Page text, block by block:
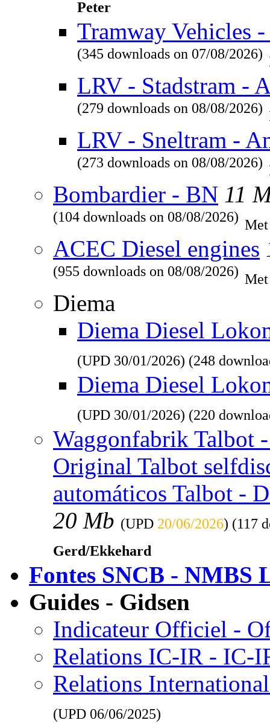
Peter
Tramway Vehicles
(345 downloads on 07/08/2026)
LRV - Stadstram -
(279 downloads on 08/08/2026)
LRV - Sneltram -
(273 downloads on 08/08/2026)
Bombardier - BN 11
(104 downloads on 08/08/2026)
ACEC Diesel engines
(955 downloads on 08/08/2026)
Diema
Diema Diesel
(UPD 30/01/2026) (248
Diema Diesel
(UPD 30/01/2026) (220
Waggonfabrik Talbot
Original Talbot
automáticos Talbot -
20 Mb (UPD 20/06/2026) (117
Gerd/Ekkehard
Fontes SNCB - NMBS
Guides - Gidsen
Indicateur Officiel -
Relations IC-IR - IC-
Relations
(UPD 06/06/2025)